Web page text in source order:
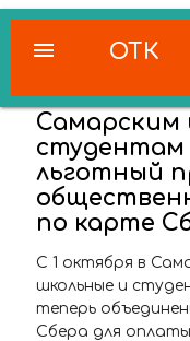
ОТК
menu
Самарским
студентам
льготный
по карте
С 1 октября в
школьные и
теперь
Сбера для оплаты